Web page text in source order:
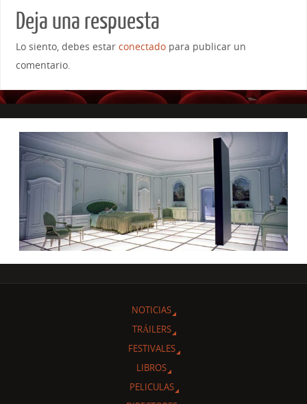
Deja una respuesta
Lo siento, debes estar conectadopara publicar un
comentario.
NOTICIAS
TRÁILERS
FESTIVALES
LIBROS
PELICULAS